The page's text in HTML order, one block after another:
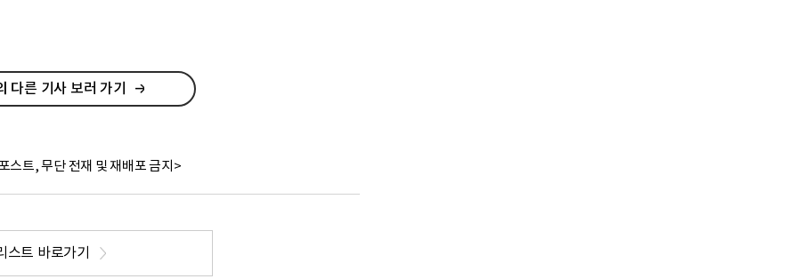
다른 기사 보러 가기
스트, 무단 전재 및 재배포 금지>
스트 바로가기